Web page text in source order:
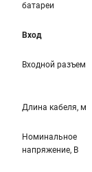
батареи
Вход
Входной разъем
Длина кабеля, м
Номинальное
напряжение, В